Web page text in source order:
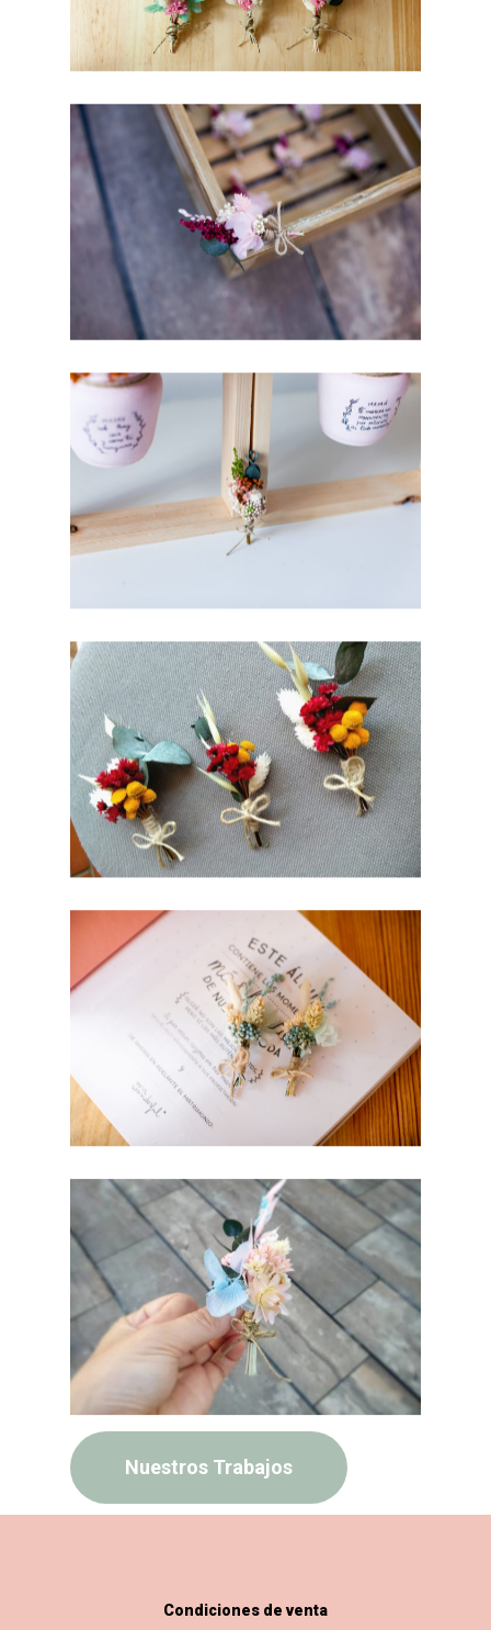
Nuestros Trabajos
Condiciones de venta